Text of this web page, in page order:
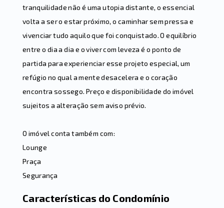
tranquilidade não é uma utopia distante, o essencial
volta a ser o estar próximo, o caminhar sem pressa e
vivenciar tudo aquilo que foi conquistado. O equilíbrio
entre o dia a dia e o viver com leveza é o ponto de
partida para experienciar esse projeto especial, um
refúgio no qual a mente desacelera e o coração
encontra sossego. Preço e disponibilidade do imóvel
sujeitos a alteração sem aviso prévio.
O imóvel conta também com:
Lounge
Praça
Segurança
Características do Condomínio